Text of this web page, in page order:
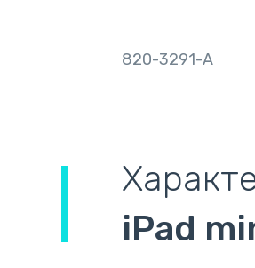
820-3291-A
iPad